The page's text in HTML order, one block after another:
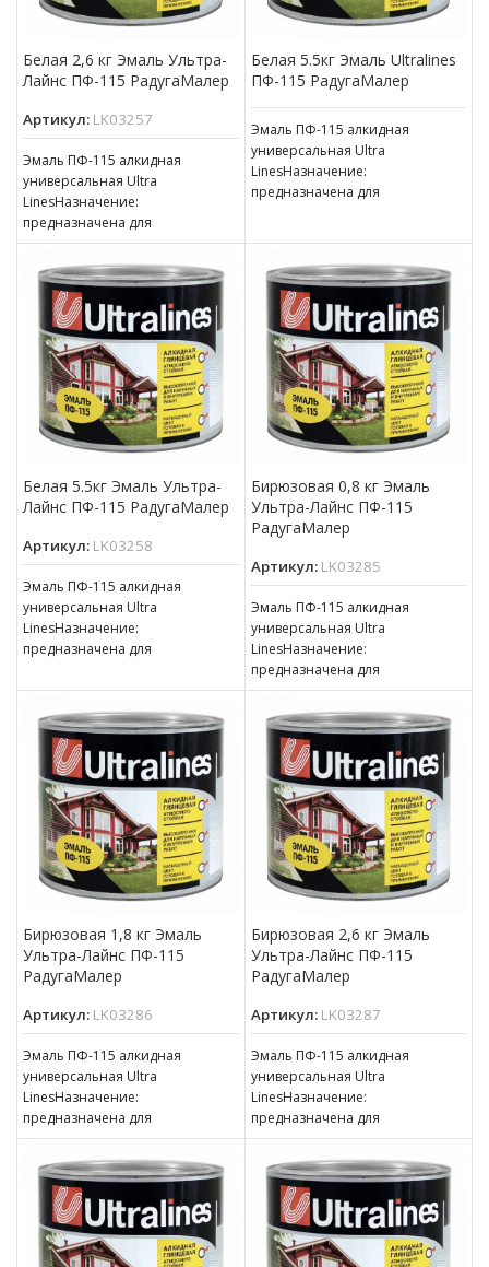
Белая 2,6 кг Эмаль Ультра-
Лайнс ПФ-115 РадугаМалер
Артикул: LK03257
Эмаль ПФ-115 алкидная
универсальная Ultra
LinesНазначение:
предназначена для
окрашивания деревянных,
металлических и других
поверхностей, подвергающихся
атмосферным воздействиям,
для окраски внутри
Белая 5.5кг Эмаль Ultralines
ПФ-115 РадугаМалер
Эмаль ПФ-115 алкидная
универсальная Ultra
LinesНазначение:
предназначена для
атмосферным воздействиям,
для окраски внутри
Белая 5.5кг Эмаль Ультра-
Лайнс ПФ-115 РадугаМалер
Артикул: LK03258
Эмаль ПФ-115 алкидная
универсальная Ultra
LinesНазначение:
предназначена для
металлических и других
поверхностей, подвергающихся
атмосферным воздействиям,
для окраски внутри
Бирюзовая 0,8 кг Эмаль
Ультра-Лайнс ПФ-115
РадугаМалер
Артикул: LK03285
Эмаль ПФ-115 алкидная
универсальная Ultra
LinesНазначение:
предназначена для
окрашивания деревянных,
металлических и других
поверхностей, подвергающихся
атмосферным воздействиям,
для окраски внутри
Бирюзовая 1,8 кг Эмаль
Ультра-Лайнс ПФ-115
РадугаМалер
Артикул: LK03286
Эмаль ПФ-115 алкидная
универсальная Ultra
LinesНазначение:
предназначена для
окрашивания деревянных,
металлических и других
поверхностей, подвергающихся
атмосферным воздействиям,
для окраски внутри
Бирюзовая 2,6 кг Эмаль
Ультра-Лайнс ПФ-115
РадугаМалер
Артикул: LK03287
Эмаль ПФ-115 алкидная
универсальная Ultra
LinesНазначение:
предназначена для
окрашивания деревянных,
металлических и других
поверхностей, подвергающихся
атмосферным воздействиям,
для окраски внутри